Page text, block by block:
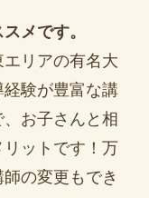
メです。
リアの有名大
験が豊富な講
お子さんと相
ットです！万
の変更もでき